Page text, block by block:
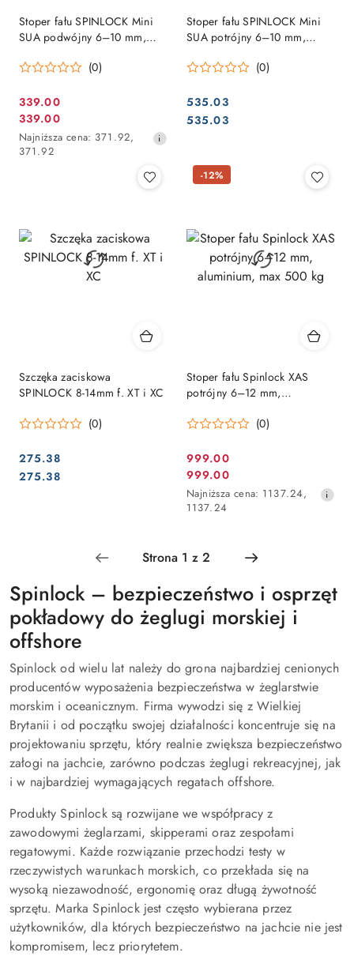
Stoper fału SPINLOCK Mini
SUA podwójny 6–10 mm,
(0)
Cena
promocyjna:
339.00
Cena
promocyjna:
339.00
Najniższa
cena
Najniższa cena: 371.92,
371.92
Stoper fału SPINLOCK Mini
SUA potrójny 6–10 mm,
(0)
Cena:
535.03
Cena:
535.03
Szczęka zaciskowa
SPINLOCK 8-14mm f. XT i XC
(0)
Cena:
275.38
Cena:
275.38
Stoper fału Spinlock XAS
potrójny 6–12 mm,
(0)
Cena
promocyjna:
999.00
Cena
promocyjna:
999.00
Najniższa
cena
dni
przed
Najniższa cena: 1137.24,
1137.24
-12%
Spinlock – bezpieczeństwo i osprzęt
pokładowy do żeglugi morskiej i
offshore
Spinlock od wielu lat należy do grona najbardziej cenionych
producentów wyposażenia bezpieczeństwa w żeglarstwie
morskim i oceanicznym. Firma wywodzi się z Wielkiej
Brytanii i od początku swojej działalności koncentruje się na
projektowaniu sprzętu, który realnie zwiększa bezpieczeństwo
załogi na jachcie, zarówno podczas żeglugi rekreacyjnej, jak
i w najbardziej wymagających regatach offshore.
Produkty Spinlock są rozwijane we współpracy z
zawodowymi żeglarzami, skipperami oraz zespołami
regatowymi. Każde rozwiązanie przechodzi testy w
rzeczywistych warunkach morskich, co przekłada się na
wysoką niezawodność, ergonomię oraz długą żywotność
sprzętu. Marka Spinlock jest często wybierana przez
użytkowników, dla których bezpieczeństwo na jachcie nie jest
kompromisem, lecz priorytetem.